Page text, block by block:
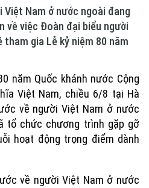
Việt Nam ở nước ngoài đang
về việc Đoàn đại biểu người
gia Lễ kỷ niệm 80 năm
năm Quốc khánh nước Cộng
Việt Nam, chiều 6/8 tại Hà
về người Việt Nam ở nước
tổ chức chương trình gặp gỡ
hoạt động trọng điểm dành
về người Việt Nam ở nước